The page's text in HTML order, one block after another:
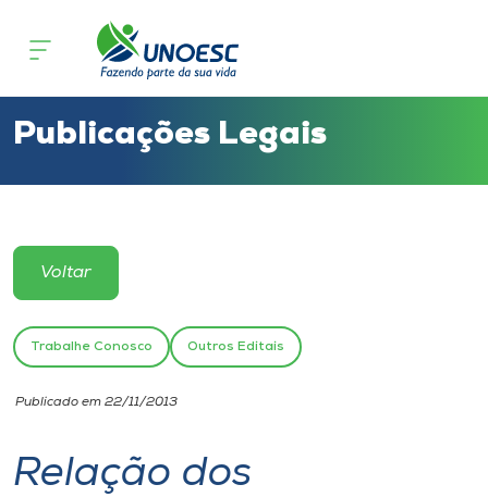
Cursos
Atendimento ao Estudante
Portal de Ensino
Unoesc
Internacionalização
Publicações Legais
Voltar
Trabalhe Conosco Outros Editais
Publicado em 22/11/2013
Relação dos